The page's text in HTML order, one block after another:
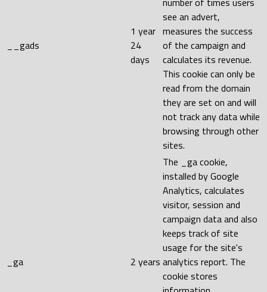
__gads
1 year
24
days
see an advert,
measures the success
of the campaign and
calculates its revenue.
This cookie can only be
read from the domain
they are set on and will
not track any data while
browsing through other
sites.
_ga 2 years
The _ga cookie,
installed by Google
Analytics, calculates
visitor, session and
campaign data and also
keeps track of site
usage for the site's
analytics report. The
cookie stores